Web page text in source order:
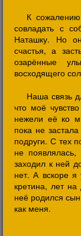
К
совладать с
Наташку. Но
счастья, а
озарённые
восходящего
Наша связь
что моё
нежели её ко
пока не
подруги. С тех
не появлялась,
заходил к ней
нет. А вскоре я
кретина, лет
неё родился
как меня.